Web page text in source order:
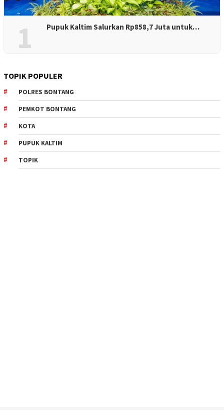
1 Pupuk Kaltim Salurkan Rp858,7 Juta untuk…
TOPIK POPULER
POLRES BONTANG
PEMKOT BONTANG
KOTA
PUPUK KALTIM
TOPIK